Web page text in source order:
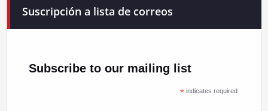
Suscripción a lista de correos
Subscribe to our mailing list
*indicates required